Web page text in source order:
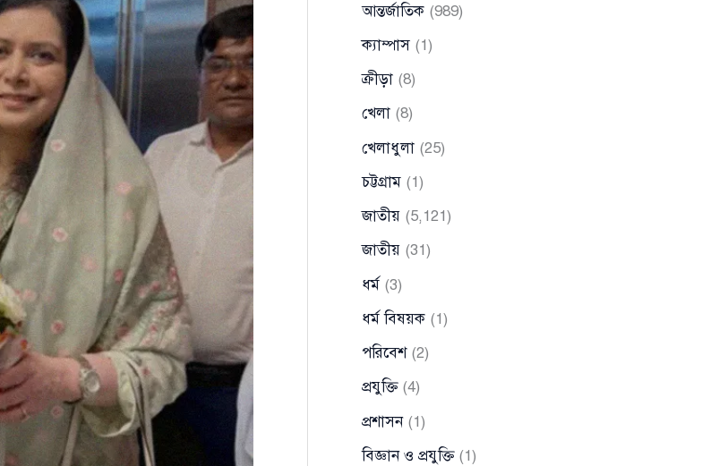
আন্তর্জাতিক (989)
ক্যাম্পাস (1)
ক্রীড়া (8)
খেলা (8)
খেলাধুলা (25)
চট্টগ্রাম (1)
জাতীয় (5,121)
জাতীয় (31)
ধর্ম (3)
ধর্ম বিষয়ক (1)
পরিবেশ(2)
প্রযুক্তি(4)
প্রশাসন(1)
বিজ্ঞান ও প্রযুক্তি(1)